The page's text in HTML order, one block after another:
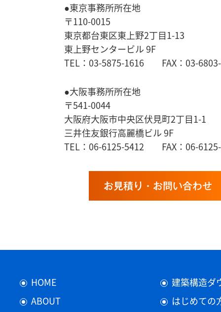
●東京事務所所在地
〒110-0015
東京都台東区東上野2丁目1-13
東上野センタービル 9F
TEL：03-5875-1616 FAX：03-
●大阪事務所所在地
〒541-0044
大阪府大阪市中央区伏見町2丁目1-1
三井住友銀行高麗橋ビル 9F
TEL：06-6125-5412 FAX：06-
お見積り・お問い合わせ
HOME
ABOUT
建築構造ダ
はじめての